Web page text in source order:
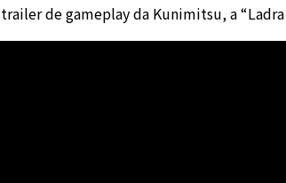
de gameplay da Kunimitsu, a